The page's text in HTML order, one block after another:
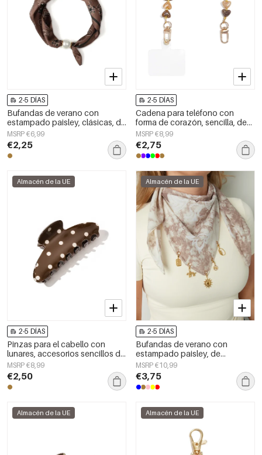
2-5 DÍAS
Bufandas de verano con
estampado paisley, clásicas, de
poliéster, accesorios para el día
a día.
MSRP €6,99
€2,25
2-5 DÍAS
Cadena para teléfono con
forma de corazón, sencilla, de
acrílico, accesorio diario.
MSRP €8,99
€2,75
Almacén de la UE
2-5 DÍAS
Pinzas para el cabello con
lunares, accesorios sencillos de
PVC para uso diario
MSRP €8,99
€2,50
Almacén de la UE
2-5 DÍAS
Bufandas de verano con
estampado paisley, de
algodón, ideales para
vacaciones y uso diario.
MSRP €10,99
€3,75
Almacén de la UE Almacén de la UE